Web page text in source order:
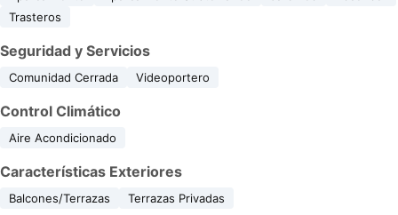
Trasteros
Seguridad y Servicios
Comunidad Cerrada Videoportero
Control Climático
Aire Acondicionado
Características Exteriores
Balcones/Terrazas Terrazas Privadas